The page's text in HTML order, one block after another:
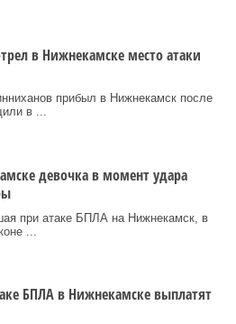
в Нижнекамске место атаки
прибыл в Нижнекамск после
в ...
девочка в момент удара
при атаке БПЛА на Нижнекамск, в
...
БПЛА в Нижнекамске выплатят